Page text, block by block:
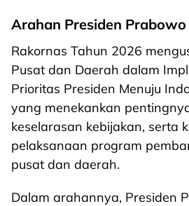
Arahan Presiden
Rakornas Tahun 2026
Pusat dan Daerah dalam
Prioritas Presiden Menuju
yang menekankan
keselarasan kebijakan, serta
pelaksanaan program
pusat dan daerah.
Dalam arahannya, Presiden